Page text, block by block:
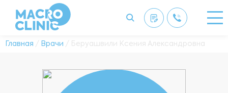
Главная / Врачи / Беруашвили Ксения Александровна